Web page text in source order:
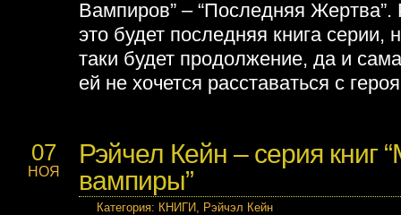
Вампиров” – “Последняя Жертва”.
это будет последняя книга серии,
таки будет продолжение, да и
ей не хочется расставаться с
07
НОЯ
Рэйчел Кейн – серия книг
вампиры”
Категория: КНИГИ, Рэйчэл Кейн